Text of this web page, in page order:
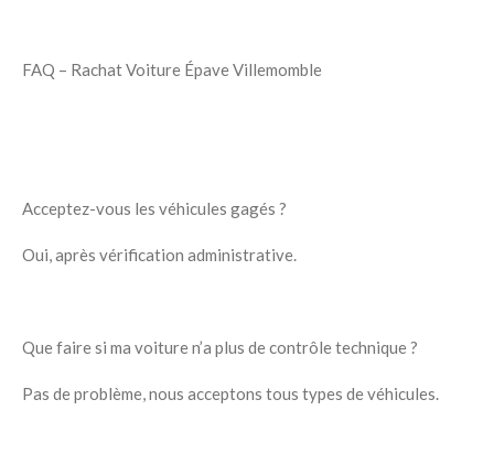
FAQ – Rachat Voiture Épave Villemomble
Acceptez-vous les véhicules gagés ?
Oui, après vérification administrative.
Que faire si ma voiture n’a plus de contrôle technique ?
Pas de problème, nous acceptons tous types de véhicules.